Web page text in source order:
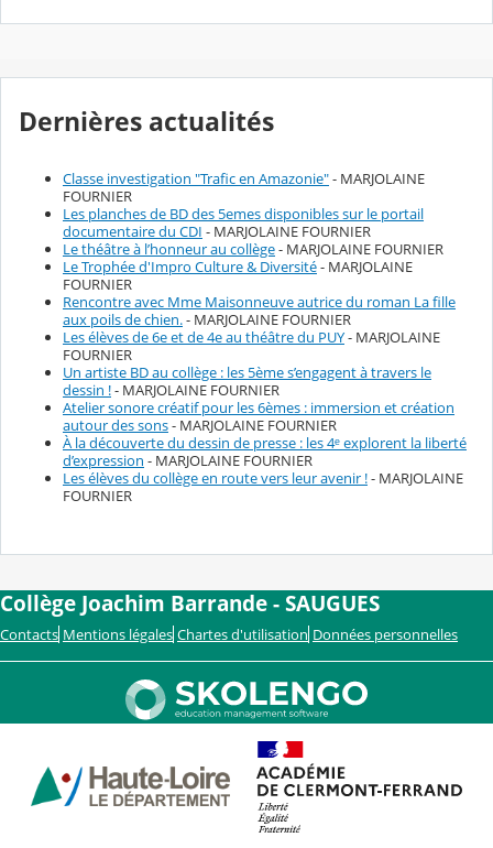
Dernières actualités
Classe investigation "Trafic en Amazonie"- MARJOLAINE
FOURNIER
Les planches de BD des 5emes disponibles sur le portail
documentaire du CDI - MARJOLAINE FOURNIER
Le théâtre à l’honneur au collège- MARJOLAINE FOURNIER
Le Trophée d'Impro Culture & Diversité- MARJOLAINE
FOURNIER
Rencontre avec Mme Maisonneuve autrice du roman La fille
aux poils de chien.- MARJOLAINE FOURNIER
Les élèves de 6e et de 4e au théâtre du PUY- MARJOLAINE
FOURNIER
Un artiste BD au collège : les 5ème s’engagent à travers le
dessin !- MARJOLAINE FOURNIER
Atelier sonore créatif pour les 6èmes : immersion et création
autour des sons- MARJOLAINE FOURNIER
À la découverte du dessin de presse : les 4ᵉ explorent la liberté
d’expression - MARJOLAINE FOURNIER
Les élèves du collège en route vers leur avenir !- MARJOLAINE
FOURNIER
Collège Joachim Barrande - SAUGUES
Contacts Mentions légales Chartes d'utilisation Données personnelles